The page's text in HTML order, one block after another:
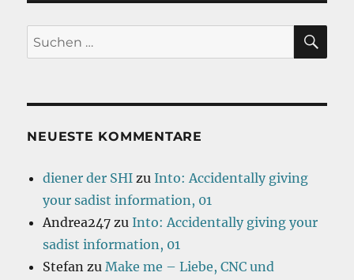
Suchen
nach:
NEUESTE KOMMENTARE
diener der SHI zuInto: Accidentally giving
your sadist information, 01
Andrea247 zuInto: Accidentally giving your
sadist information, 01
Stefan zuMake me – Liebe, CNC und